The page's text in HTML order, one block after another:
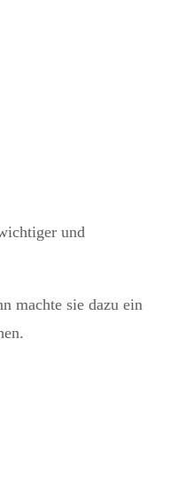
und
machte sie dazu ein